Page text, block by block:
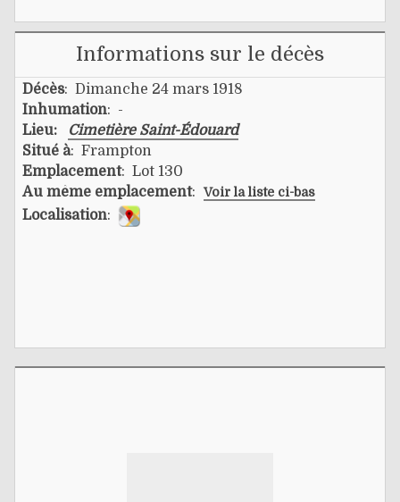
Informations sur le décès
Décès: Dimanche 24 mars 1918
Inhumation: -
Lieu:
Cimetière Saint-Édouard
Situé à: Frampton
Emplacement: Lot 130
Au même emplacement: Voir la liste ci-bas
Localisation: